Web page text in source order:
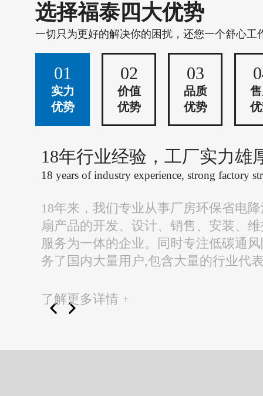
选择福泰四大优势
一切只为更好的解决你的困扰，还您一个舒心工
01
实力
优势
02
价值
优势
03
品质
优势
18年行业经验，工厂实力雄
18 years of industry experience, strong factory
18年来，我们专业从事厂房环保省电
扇产品的开发、设计、销售、安装、
服务为一体的企业。同时专注低碳通
务了国内大量用户,包含大量的行业代
了解更多详情 +